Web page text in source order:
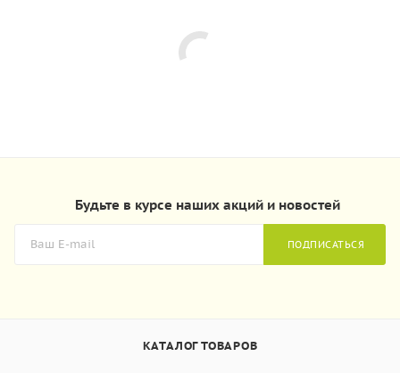
Будьте в курсе наших акций и новостей
ПОДПИСАТЬСЯ
КАТАЛОГ ТОВАРОВ